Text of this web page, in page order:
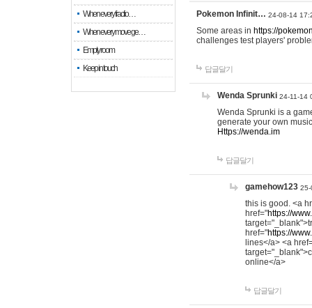
When every fractio…
When every move ge…
Empty room
Keep in touch
Pokemon Infinit… 24-08-14
Some areas in https://
challenges test players'
답글달기
Wenda Sprunki 24-11-14
Wenda Sprunki is a
generate your own
Https://wenda.im
답글달기
gamehow123 25-
this is good. <a
href="https://
href="https://
lines</a> <a
online</a>
답글달기